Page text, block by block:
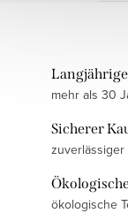
mehr als 30
Sicherer
ökologische